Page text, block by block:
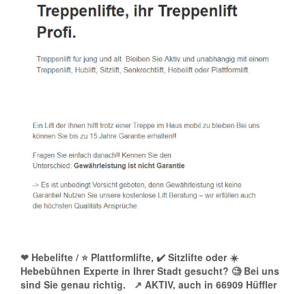
❤ Hebelifte / ⭐ Plattformlifte, ✔️ Sitzlifte oder ☀️
Hebebühnen Experte in Ihrer Stadt gesucht? 🧐 Bei uns
sind Sie genau richtig.
↗️ AKTIV, auch in 66909 Hüffler